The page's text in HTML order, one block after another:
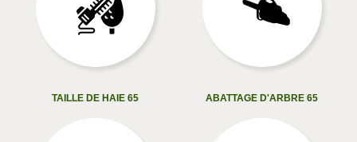
TAILLE DE HAIE 65 ABATTAGE D'ARBRE 65